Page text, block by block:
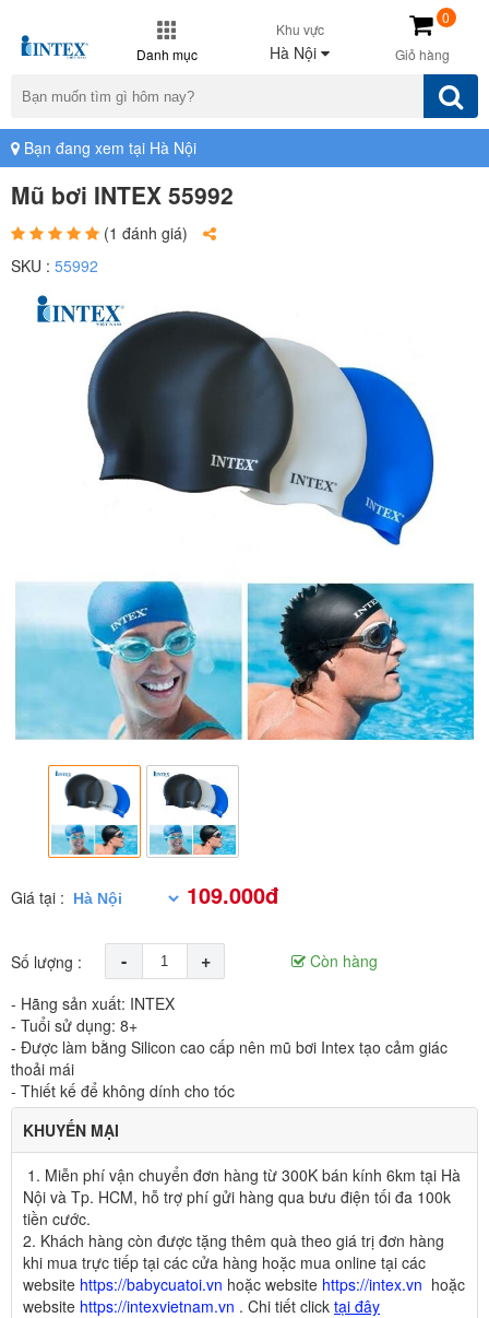
Danh mục
Khu vực
Hà Nội Giỏ hàng
0
Bạn đang xem tại Hà Nội
Mũ bơi INTEX 55992
(1 đánh giá)
SKU : 55992
Giá tại : 109.000đ
Số lượng : - +
Còn hàng
- Hãng sản xuất: INTEX
- Tuổi sử dụng: 8+
- Được làm bằng Silicon cao cấp nên mũ bơi Intex tạo cảm giác
thoải mái
- Thiết kế để không dính cho tóc
KHUYẾN MẠI
1. Miễn phí vận chuyển đơn hàng từ 300K bán kính 6km tại Hà
Nội và Tp. HCM, hỗ trợ phí gửi hàng qua bưu điện tối đa 100k
tiền cước.
2. Khách hàng còn được tặng thêm quà theo giá trị đơn hàng
khi mua trực tiếp tại các cửa hàng hoặc mua online tại các
website https://babycuatoi.vn hoặc website https://intex.vn hoặc
website https://intexvietnam.vn . Chi tiết click tại đây